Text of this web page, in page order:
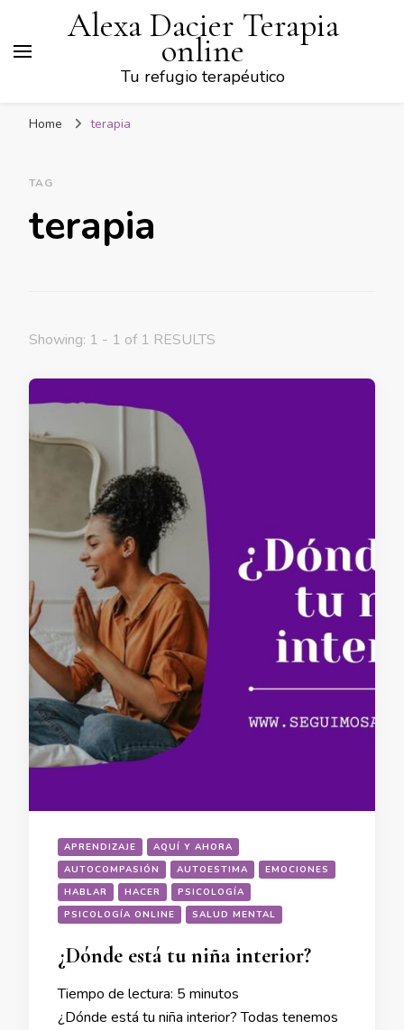
Alexa Dacier Terapia
online
Tu refugio terapéutico
Home terapia
TAG
terapia
Showing: 1 - 1 of 1 RESULTS
APRENDIZAJE
AQUÍ Y AHORA
AUTOCOMPASIÓN
AUTOESTIMA
EMOCIONES
HABLAR
HACER
PSICOLOGÍA
PSICOLOGÍA ONLINE
SALUD MENTAL
¿Dónde está tu niña interior?
Tiempo de lectura: 5 minutos
¿Dónde está tu niña interior? Todas tenemos